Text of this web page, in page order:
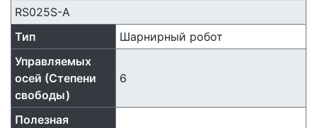
RS025S-A
Тип
Шарнирный робот
Управляемых
осей (Степени
свободы)
6
Полезная